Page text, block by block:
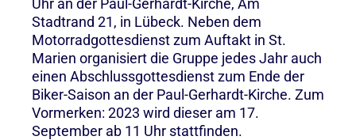
Uhr an der Paul-Gerhardt-Kirche, Am
Stadtrand 21, in Lübeck. Neben dem
Motorradgottesdienst zum Auftakt in St.
Marien organisiert die Gruppe jedes Jahr auch
einen Abschlussgottesdienst zum Ende der
Biker-Saison an der Paul-Gerhardt-Kirche. Zum
Vormerken: 2023 wird dieser am 17.
September ab 11 Uhr stattfinden.